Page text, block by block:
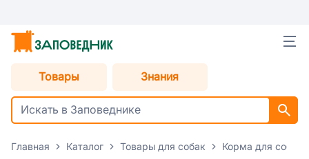
Товары Знания
Главная Каталог Товары для собак Корма для собак